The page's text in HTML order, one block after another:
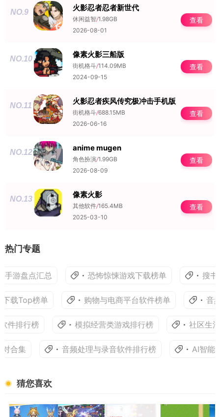
NO.9 火影忍者忍者新世代
休闲益智/1.98GB
2026-08-01
查看
NO.10 像素火影三船版
街机格斗/114.09MB
2024-09-15
查看
NO.11 火影忍者疾风传究极冲击手机版
街机格斗/688.15MB
2026-06-16
查看
NO.12 anime mugen
角色扮演/1.99GB
2026-08-09
查看
NO.13 像素火影
其他软件/165.4MB
2025-03-10
查看
热门专题
游盘点汇总 恐怖惊悚游戏下载榜单 搜书
载Top榜单 购物与电商平台软件榜单 音频
件排行榜 模拟经营类游戏排行榜 社区生活
合集 音频处理与录音软件排行榜 AI智能
猜您喜欢